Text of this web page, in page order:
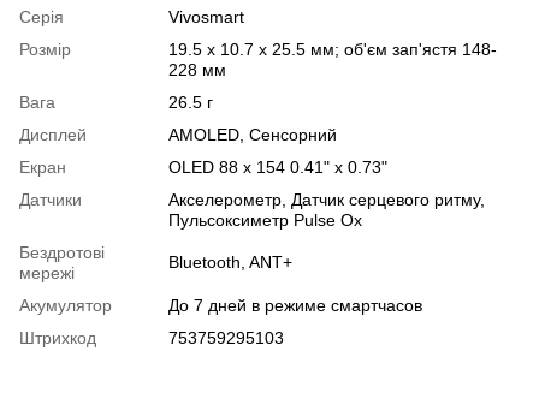
Серія
Vivosmart
Розмір
19.5 x 10.7 x 25.5 мм; об'єм зап'ястя 148-
228 мм
Вага
26.5 г
Дисплей
AMOLED Сенсорний
Екран
OLED 88 x 154 0.41" x 0.73"
Датчики
Акселерометр Датчик серцевого ритму,
Пульсоксиметр Pulse Ox
Бездротові
мережі
Bluetooth ANT+
Акумулятор
До 7 дней в режиме смартчасов
Штрихкод
753759295103